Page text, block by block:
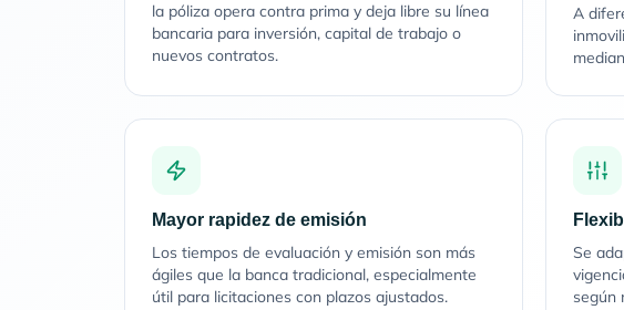
la póliza opera contra prima y deja libre su línea
bancaria para inversión, capital de trabajo o
nuevos contratos.
A
Mayor rapidez de emisión
Los tiempos de evaluación y emisión son más
ágiles que la banca tradicional, especialmente
útil para licitaciones con plazos ajustados.
Se
según